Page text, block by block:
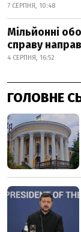
7 СЕРПНЯ, 10:48
Мільйонні
справу
4 СЕРПНЯ, 16:52
ГОЛОВНЕ